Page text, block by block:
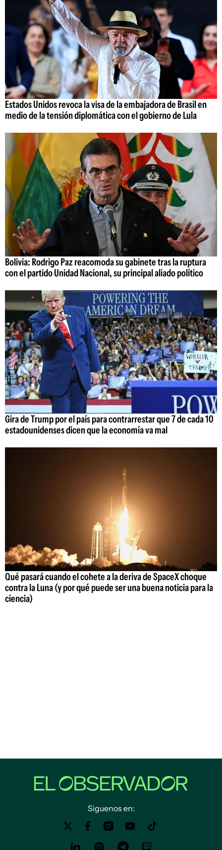
Estados Unidos revoca la visa de la embajadora de Brasil en
medio de la tensión diplomática con el gobierno de Lula
Bolivia: Rodrigo Paz reacomoda su gabinete tras la ruptura
con el partido Unidad Nacional, su principal aliado político
Gira de Trump por el país para contrarrestar que 7 de cada 10
estadounidenses dicen que la economía va mal
Qué pasará cuando el cohete a la deriva de SpaceX choque
contra la Luna (y por qué puede ser una buena noticia para la
ciencia)
Siguenos en: